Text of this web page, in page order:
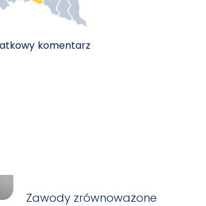
komentarz
Zawody zrównoważone